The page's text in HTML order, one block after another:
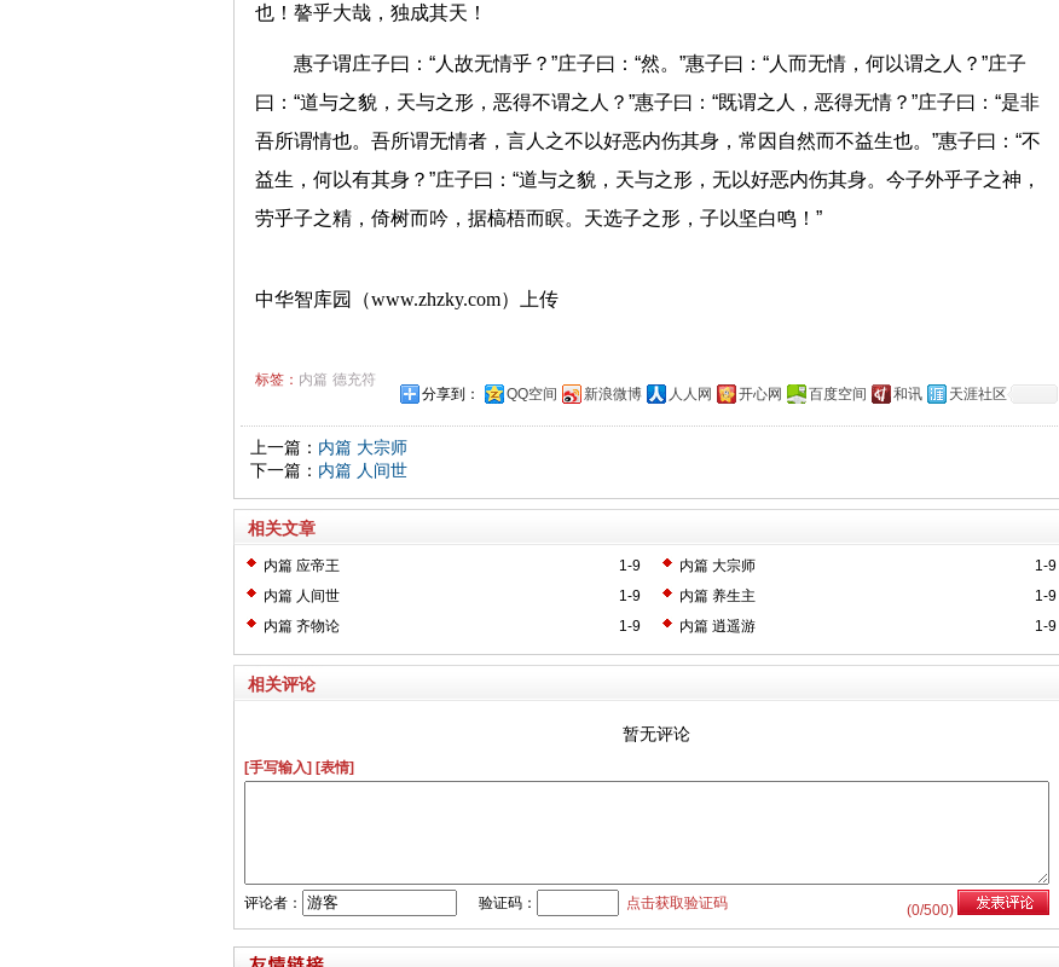
也！謷乎大哉，独成其天！
惠子谓庄子曰：“人故无情乎？”庄子曰：“然。”惠子曰：“人而无情，何以谓之人？”庄子
曰：“道与之貌，天与之形，恶得不谓之人？”惠子曰：“既谓之人，恶得无情？”庄子曰：“是非
吾所谓情也。吾所谓无情者，言人之不以好恶内伤其身，常因自然而不益生也。”惠子曰：“不
益生，何以有其身？”庄子曰：“道与之貌，天与之形，无以好恶内伤其身。今子外乎子之神，
劳乎子之精，倚树而吟，据槁梧而瞑。天选子之形，子以坚白鸣！”
中华智库园（www.zhzky.com）上传
标签： 内篇 德充符
分享到：
QQ空间 新浪微博 人人网 开心网 百度空间 和讯 天涯社区
上一篇： 内篇 大宗师
下一篇： 内篇 人间世
相关文章
1-9
内篇 应帝王 1-9
内篇 大宗师
1-9
内篇 人间世 1-9
内篇 养生主
1-9
内篇 齐物论 1-9
内篇 逍遥游
相关评论
暂无评论
[手写输入] [表情]
(0/500)
评论者： 验证码： 点击获取验证码